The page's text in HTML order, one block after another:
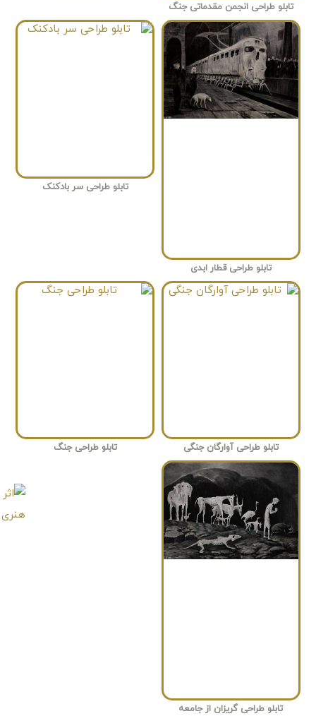
تابلو طراحی انجمن مقدماتی جنگ
تابلو طراحی قطار ابدی
تابلو طراحی سر بادکنک
تابلو طراحی آوارگان جنگی تابلو طراحی جنگ
تابلو طراحی گریزان از جامعه